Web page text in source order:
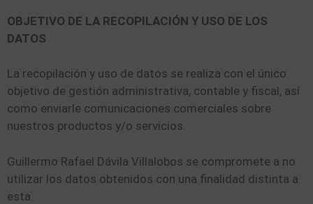
OBJETIVO DE LA RECOPILACIÓN Y USO DE LOS
DATOS
La recopilación y uso de datos se realiza con el único
objetivo de gestión administrativa, contable y fiscal, así
como enviarle comunicaciones comerciales sobre
nuestros productos y/o servicios.
Guillermo Rafael Dávila Villalobos se compromete a no
utilizar los datos obtenidos con una finalidad distinta a
esta.